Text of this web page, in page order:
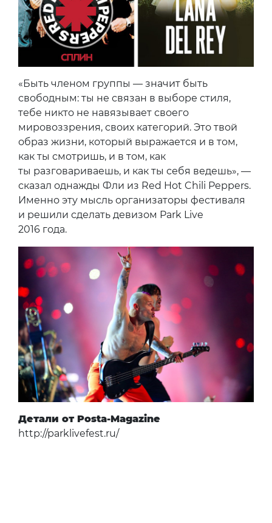
«Быть членом группы — значит быть
свободным: ты не связан в выборе стиля,
тебе никто не навязывает своего
мировоззрения, своих категорий. Это твой
образ жизни, который выражается и в том,
как ты смотришь, и в том, как
ты разговариваешь, и как ты себя ведешь», —
сказал однажды Фли из Red Hot Chili Peppers.
Именно эту мысль организаторы фестиваля
и решили сделать девизом Park Live
2016 года.
Детали от Posta-Magazine
http://parklivefest.ru/